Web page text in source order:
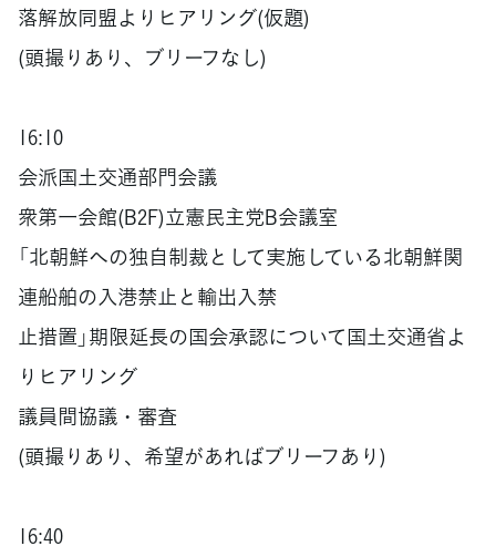
落解放同盟よりヒアリング(仮題)
(頭撮りあり、ブリーフなし)
16:10
会派国土交通部門会議
衆第一会館(B2F)立憲民主党B会議室
「北朝鮮への独自制裁として実施している北朝鮮関
連船舶の入港禁止と輸出入禁
止措置」期限延長の国会承認について国土交通省よ
りヒアリング
議員間協議・審査
(頭撮りあり、希望があればブリーフあり)
16:40